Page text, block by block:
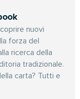
nuovi
forza del
ricerca della
tradizionale.
carta? Tutti e